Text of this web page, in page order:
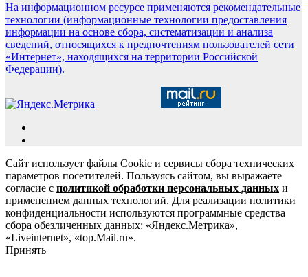
На информационном ресурсе применяются рекомендательные
технологии (информационные технологии предоставления
информации на основе сбора, систематизации и анализа
сведений, относящихся к предпочтениям пользователей сети
«Интернет», находящихся на территории Российской
Федерации).
Сайт использует файлы Cookie и сервисы сбора технических
параметров посетителей. Пользуясь сайтом, вы выражаете
согласие с политикой обработки персональных данных и
применением данных технологий. Для реализации политики
конфиденциальности используются программные средства
сбора обезличенных данных: «Яндекс.Метрика»,
«Liveinternet», «top.Mail.ru».
Принять